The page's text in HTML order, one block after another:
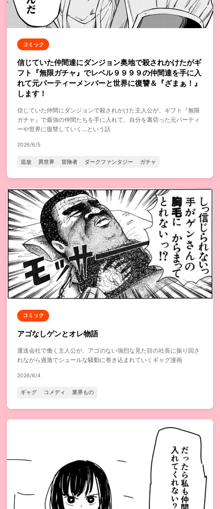
コミック
信じていた仲間達にダンジョン奥地で殺されかけたがギ
フト『無限ガチャ』でレベル９９９９の仲間達を手に入
れて元パーティーメンバーと世界に復讐＆『ざまぁ！』
します！
信じていた仲間にダンジョンで殺されかけた主人公が、ギフト『無限
ガチャ』で最強の仲間たちを手に入れて、自分を裏切った元パーティ
ーや世界に復讐していく…という話
2026/6/5
追放 異世界 冒険者 ダークファンタジー ガチャ
コミック
アゴなしゲンとオレ物語
運送会社で働く主人公が、アゴのない強烈な見た目の社長に振り回さ
れながら過激でシュールな騒動に巻き込まれていくギャグ漫画
2026/6/4
ギャグ コメディ 業界もの